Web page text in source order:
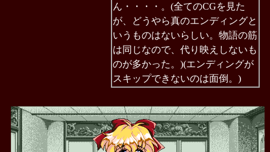
ん・・・・。(全てのCGを見た
が、どうやら真のエンディングと
いうものはないらしい。物語の筋
は同じなので、代り映えしないも
のが多かった。)(エンディングが
スキップできないのは面倒。)